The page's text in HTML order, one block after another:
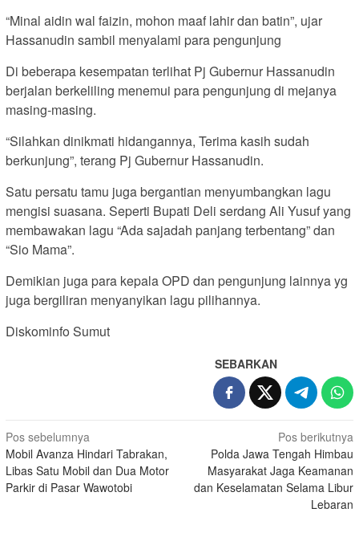
“Minal aidin wal faizin, mohon maaf lahir dan batin”, ujar
Hassanudin sambil menyalami para pengunjung
Di beberapa kesempatan terlihat Pj Gubernur Hassanudin
berjalan berkeliling menemui para pengunjung di mejanya
masing-masing.
“Silahkan dinikmati hidangannya, Terima kasih sudah
berkunjung”, terang Pj Gubernur Hassanudin.
Satu persatu tamu juga bergantian menyumbangkan lagu
mengisi suasana. Seperti Bupati Deli serdang Ali Yusuf yang
membawakan lagu “Ada sajadah panjang terbentang” dan
“Sio Mama”.
Demikian juga para kepala OPD dan pengunjung lainnya yg
juga bergiliran menyanyikan lagu pilihannya.
Diskominfo Sumut
SEBARKAN
Navigasi
pos
Pos sebelumnya
Mobil Avanza Hindari Tabrakan,
Libas Satu Mobil dan Dua Motor
Parkir di Pasar Wawotobi
Pos berikutnya
Polda Jawa Tengah Himbau
Masyarakat Jaga Keamanan
dan Keselamatan Selama Libur
Lebaran